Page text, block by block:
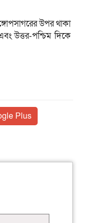
উপর থাকা
উত্তর-পশ্চিম দিকে
Plus